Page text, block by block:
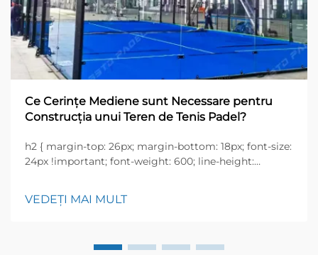
Ce Cerințe Mediene sunt Necessare pentru
Construcția unui Teren de Tenis Padel?
h2 { margin-top: 26px; margin-bottom: 18px; font-size:
24px !important; font-weight: 600; line-height:
height: ...}
VEDEȚI MAI MULT